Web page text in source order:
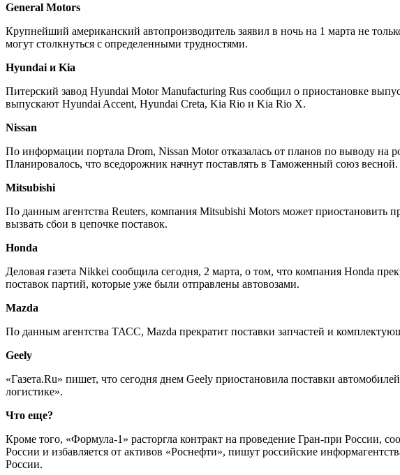
General Motors
Крупнейший американский автопроизводитель заявил в ночь на 1 марта не
могут столкнуться с определенными трудностями.
Hyundai и Kia
Питерский завод Hyundai Motor Manufacturing Rus сообщил о приостановке
выпускают Hyundai Accent, Hyundai Creta, Kia Rio и Kia Rio X.
Nissan
По информации портала Drom, Nissan Motor отказалась от планов по выводу на
Планировалось, что вседорожник начнут поставлять в Таможенный союз весной.
Mitsubishi
По данным агентства Reuters, компания Mitsubishi Motors может приостановить
вызвать сбои в цепочке поставок.
Honda
Деловая газета Nikkei сообщила сегодня, 2 марта, о том, что компания Honda
поставок партий, которые уже были отправлены автовозами.
Mazda
По данным агентства ТАСС, Mazda прекратит поставки запчастей и
Geely
«Газета.Ru» пишет, что сегодня днем Geely приостановила поставки
логистике».
Что еще?
Кроме того, «Формула-1» расторгла контракт на проведение Гран-при России,
России и избавляется от активов «Роснефти», пишут российские
России.